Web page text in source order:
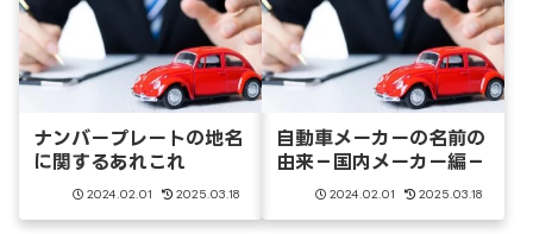
ナンバープレートの地名
に関するあれこれ
2024.02.01 2025.03.18
自動車メーカーの名前の
由来－国内メーカー編－
2024.02.01 2025.03.18